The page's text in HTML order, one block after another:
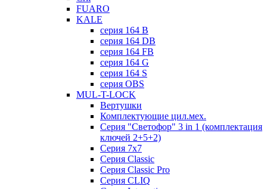
FUARO
KALE
серия 164 B
серия 164 DB
серия 164 FB
серия 164 G
серия 164 S
серия OBS
MUL-T-LOCK
Вертушки
Комплектующие цил.мех.
Серия "Светофор" 3 in 1 (комплектация
ключей 2+5+2)
Серия 7х7
Серия Classic
Серия Classic Pro
Серия CLIQ